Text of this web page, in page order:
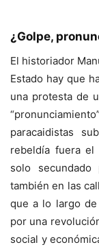
¿Golpe,
El historiador
Estado hay que
una protesta de
paracaidistas
rebeldía fuera el
solo
también en las
que a lo largo
por una
social y